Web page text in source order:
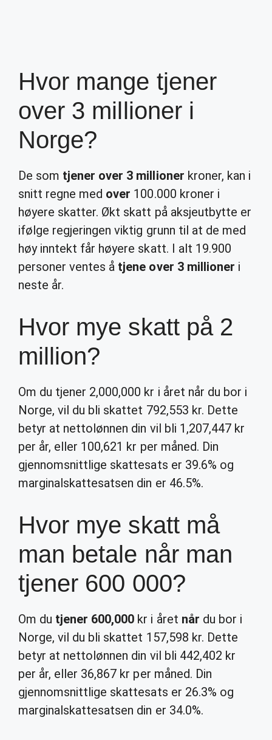
Hvor mange tjener
over 3 millioner i
Norge?
De som tjener over 3 millioner kroner, kan i
snitt regne med over 100.000 kroner i
høyere skatter. Økt skatt på aksjeutbytte er
ifølge regjeringen viktig grunn til at de med
høy inntekt får høyere skatt. I alt 19.900
personer ventes å tjene over 3 millioner i
neste år.
Hvor mye skatt på 2
million?
Om du tjener 2,000,000 kr i året når du bor i
Norge, vil du bli skattet 792,553 kr. Dette
betyr at nettolønnen din vil bli 1,207,447 kr
per år, eller 100,621 kr per måned. Din
gjennomsnittlige skattesats er 39.6% og
marginalskattesatsen din er 46.5%.
Hvor mye skatt må
man betale når man
tjener 600 000?
Om du tjener 600,000 kr i året når du bor i
Norge, vil du bli skattet 157,598 kr. Dette
betyr at nettolønnen din vil bli 442,402 kr
per år, eller 36,867 kr per måned. Din
gjennomsnittlige skattesats er 26.3% og
marginalskattesatsen din er 34.0%.